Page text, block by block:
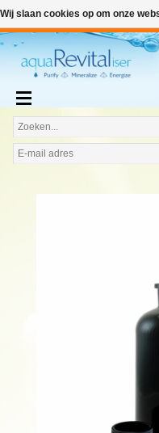
€
Wij slaan cookies op om onze